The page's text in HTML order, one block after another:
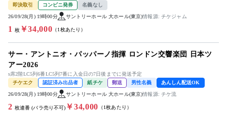
即決取引
コンビニ発券 名義なし
26/09/28(月) 19時00分 サントリーホール 大ホール(東京)情報源: チケジャム
1 枚￥34,000 （1枚あたり）
サー・アントニオ・パッパーノ指揮 ロンドン交響楽団 日本ツ
アー2026
s席2階LC5列6番LC5列7番に入金日の7日後までに発送予定
チケエク
認証済み出品者 紙チケ 郵送 男性名義 あんしん配送OK
26/09/28(月) 19時00分 サントリーホール 大ホール(東京)情報源: チケ流
2 枚連番 (バラ売り不可) ￥34,000 （1枚あたり）